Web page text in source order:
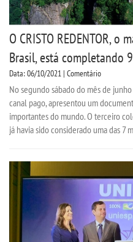
O CRISTO REDENTOR,
Brasil, está completando
Data: 06/10/2021 | Comentário
No segundo sábado do mês de
canal pago, apresentou um
importantes do mundo. O terceiro
já havia sido considerado uma das 7